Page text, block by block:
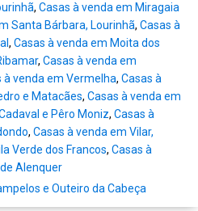
, Casas à venda em Miragaia
Santa Bárbara, Lourinhã, Casas à
, Casas à venda em Moita dos
, Casas à venda em
à venda em Vermelha, Casas à
e Matacães, Casas à venda em
e Pêro Moniz, Casas à
, Casas à venda em Vilar,
Verde dos Francos, Casas à
Alenquer
e Outeiro da Cabeça